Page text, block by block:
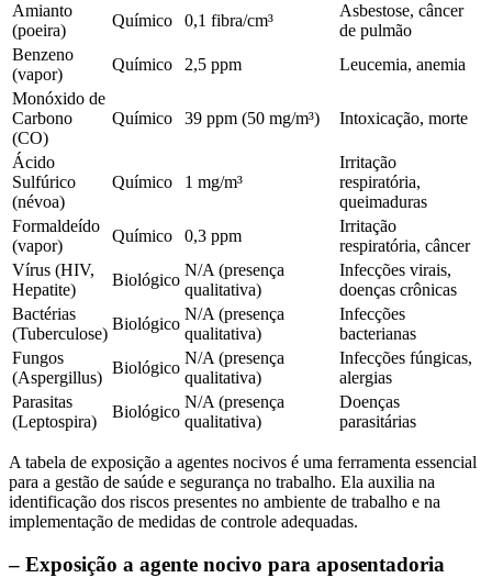
Amianto
(poeira)
Químico 0,1 fibra/cm³
Asbestose, câncer
de pulmão
Benzeno
(vapor)
Químico 2,5 ppm
Leucemia, anemia
Monóxido de
Carbono
(CO)
Químico 39 ppm (50 mg/m³) Intoxicação, morte
Ácido
Sulfúrico
(névoa)
Químico 1 mg/m³
Irritação
respiratória,
queimaduras
Formaldeído
(vapor)
Químico 0,3 ppm
Irritação
respiratória, câncer
Vírus (HIV,
Hepatite)
Biológico
N/A (presença
qualitativa)
Infecções virais,
doenças crônicas
Bactérias
(Tuberculose)
Biológico
N/A (presença
qualitativa)
Infecções
bacterianas
Fungos
(Aspergillus)
Biológico
N/A (presença
qualitativa)
Infecções fúngicas,
alergias
Parasitas
(Leptospira)
Biológico
N/A (presença
qualitativa)
Doenças
parasitárias
A tabela de exposição a agentes nocivos é uma ferramenta essencial
para a gestão de saúde e segurança no trabalho. Ela auxilia na
identificação dos riscos presentes no ambiente de trabalho e na
implementação de medidas de controle adequadas.
– Exposição a agente nocivo para aposentadoria